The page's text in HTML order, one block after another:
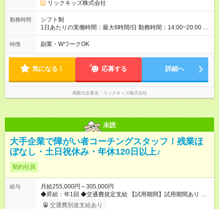
リックキッズ株式会社
勤務時間
シフト制
1日あたりの実働時間：最大6時間/日 勤務時間：14:00~20:00 週
3-5日から勤務可能！ 場合によって、平日の朝から勤務可能
特徴 副業・WワークOK
気になる！ 応募する 詳細へ
掲載元企業名 リックキッズ株式会社
未読
大手企業で障がい者コーチングスタッフ！残業ほ
ぼなし・土日祝休み・年休120日以上♪
契約社員
給与
月給255,000円～305,000円
◆昇給：年1回 ◆交通費規定支給 【試用期間】試用期間あり 試用
期間の長さ：3ヶ月 雇用形態、給与は本採用時と同じです。
交通費別途支給あり